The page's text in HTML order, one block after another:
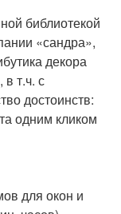
библиотекой
«сандра»,
декора
т.ч. с
достоинств:
одним кликом
для окон и